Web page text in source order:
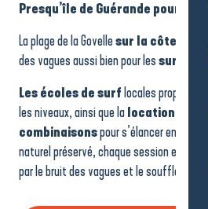
Presqu’île de Guérande pour la
La plage de la Govellesur la côte
des vagues aussi bien pour les
Les écoles de surf locales proposent
les niveaux, ainsi que lalocation de
combinaisonspour s’élancer en toute
naturel préservé, chaque session est une
par le bruit des vagues et le souffle de